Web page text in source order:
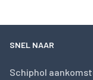
SNEL NAAR
Schiphol